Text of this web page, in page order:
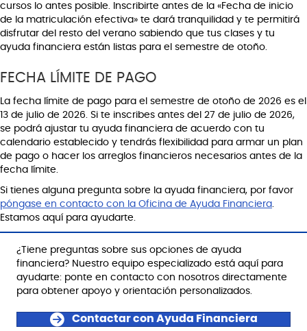
cursos lo antes posible. Inscribirte antes de la «Fecha de inicio
de la matriculación efectiva» te dará tranquilidad y te permitirá
disfrutar del resto del verano sabiendo que tus clases y tu
ayuda financiera están listas para el semestre de otoño.
FECHA LÍMITE DE PAGO
La fecha límite de pago para el semestre de otoño de 2026 es el
13 de julio de 2026. Si te inscribes antes del 27 de julio de 2026,
se podrá ajustar tu ayuda financiera de acuerdo con tu
calendario establecido y tendrás flexibilidad para armar un plan
de pago o hacer los arreglos financieros necesarios antes de la
fecha límite.
Si tienes alguna pregunta sobre la ayuda financiera, por favor
póngase en contacto con la Oficina de Ayuda Financiera
Estamos aquí para ayudarte.
¿Tiene preguntas sobre sus opciones de ayuda
financiera? Nuestro equipo especializado está aquí para
ayudarte: ponte en contacto con nosotros directamente
para obtener apoyo y orientación personalizados.
Contactar con Ayuda Financiera